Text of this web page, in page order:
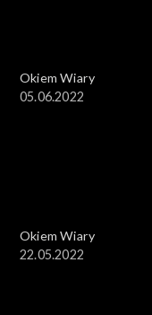
Okiem Wiary
05.06.2022
Okiem Wiary
22.05.2022